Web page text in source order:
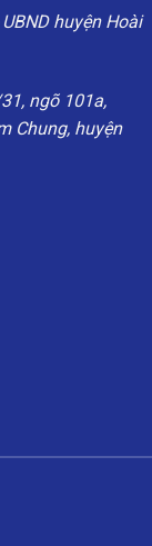
huyện Hoài
ngõ 101a,
Chung, huyện